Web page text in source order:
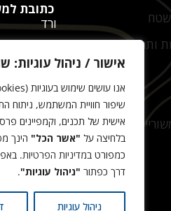
אישור / ניהול
שיפור חוויית המשתמש, ניתוח
אישית של תכנים, וקמפיינים
בלחיצה על "אשר הכל" הינך
כמפורט במדיניות הפרטיות.
דרך כפתור "ניהול עוגיות".
ניהול עוגיות
ותחנות כח
כתובת
ורד
ורד
שירות
שעות